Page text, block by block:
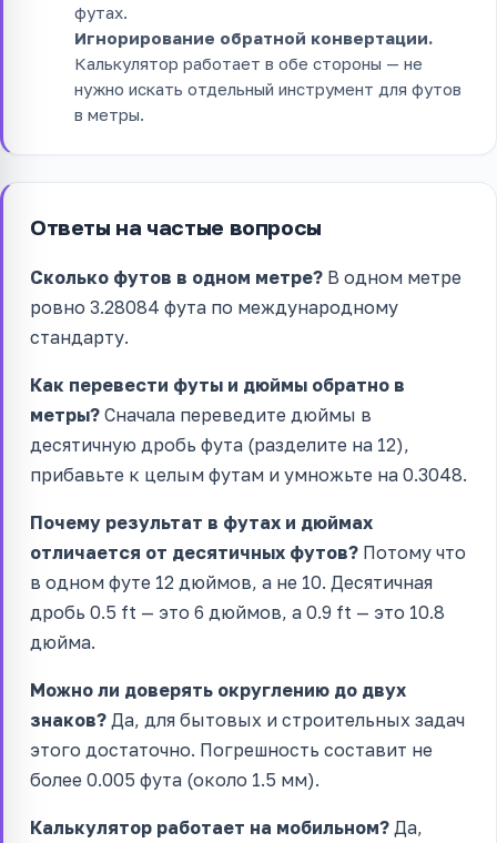
футах.
Игнорирование обратной конвертации.
Калькулятор работает в обе стороны — не
нужно искать отдельный инструмент для футов
в метры.
Ответы на частые вопросы
Сколько футов в одном метре? В одном метре
ровно 3.28084 фута по международному
стандарту.
Как перевести футы и дюймы обратно в
метры? Сначала переведите дюймы в
десятичную дробь фута (разделите на 12),
прибавьте к целым футам и умножьте на 0.3048.
Почему результат в футах и дюймах
отличается от десятичных футов? Потому что
в одном футе 12 дюймов, а не 10. Десятичная
дробь 0.5 ft — это 6 дюймов, а 0.9 ft — это 10.8
дюйма.
Можно ли доверять округлению до двух
знаков? Да, для бытовых и строительных задач
этого достаточно. Погрешность составит не
более 0.005 фута (около 1.5 мм).
Калькулятор работает на мобильном? Да,